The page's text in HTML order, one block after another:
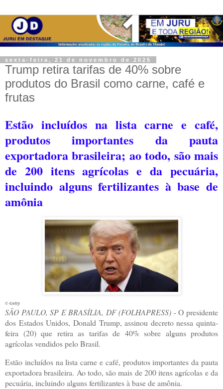
sexta-feira, 21 de novembro de 2025
Trump retira tarifas de 40% sobre
produtos do Brasil como carne, café e
frutas
Estão incluídos na lista carne e café,
produtos importantes da pauta
exportadora brasileira; ao todo, são mais
de 200 itens agrícolas e da pecuária,
incluindo alguns fertilizantes à base de
amônia
© Getty
SÃO PAULO, SP E BRASÍLIA, DF (FOLHAPRESS) - O presidente
dos Estados Unidos, Donald Trump, assinou decreto nessa quinta-
feira (20) que retira as tarifas de 40% sobre alguns produtos
agrícolas vendidos pelo Brasil.
Estão incluídos na lista carne e café, produtos importantes da pauta
exportadora brasileira. Ao todo, são mais de 200 itens agrícolas e da
pecuária, incluindo alguns fertilizantes à base de amônia.